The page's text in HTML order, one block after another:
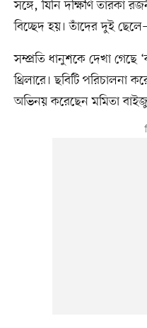
সঙ্গে, যিনি দক্ষিণি তারকা
বিচ্ছেদ হয়। তাঁদের দুই
সম্প্রতি ধানুশকে দেখা গেছে
থ্রিলারে। ছবিটি পরিচালনা
অভিনয় করেছেন মমিতা